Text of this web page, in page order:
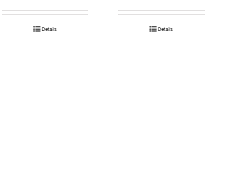
Details Details